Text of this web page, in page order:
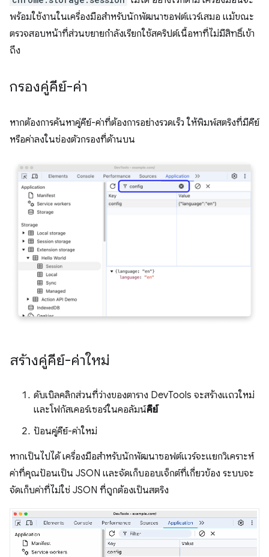
พร้อมใช้งานในเครื่องมือสำหรับนักพัฒนาซอฟต์แวร์เสมอ แม้ขณะ
ตรวจสอบหน้าที่ส่วนขยายกำลังเรียกใช้สคริปต์เนื้อหาที่ไม่มีสิทธิ์เข้า
ถึง
กรองคู่คีย์-ค่า
หากต้องการค้นหาคู่คีย์-ค่าที่ต้องการอย่างรวดเร็ว ให้พิมพ์สตริงที่มีคีย์
หรือค่าลงในช่องตัวกรองที่ด้านบน
สร้างคู่คีย์-ค่าใหม่
ดับเบิลคลิกส่วนที่ว่างของตาราง DevTools จะสร้างแถวใหม่
และโฟกัสเคอร์เซอร์ในคอลัมน์คีย์
ป้อนคู่คีย์-ค่าใหม่
หากเป็นไปได้ เครื่องมือสำหรับนักพัฒนาซอฟต์แวร์จะแยกวิเคราะห์
ค่าที่คุณป้อนเป็น JSON และจัดเก็บออบเจ็กต์ที่เกี่ยวข้อง ระบบจะ
จัดเก็บค่าที่ไม่ใช่ JSON ที่ถูกต้องเป็นสตริง